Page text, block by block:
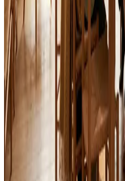
Alle mærker og systemer
Indhent tilbud
70 60 30 04